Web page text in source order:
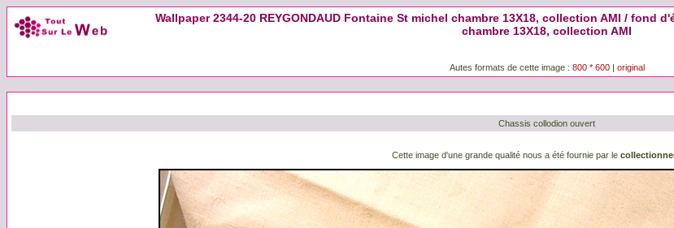
Wallpaper 2344-20 REYGONDAUD Fontaine St michel chambre 13X18, collection AMI / fond
chambre 13X18, collection AMI
Autes formats de cette image : 800 * 600| original
Chassis collodion ouvert
Cette image d'une grande qualité nous a été fournie par le